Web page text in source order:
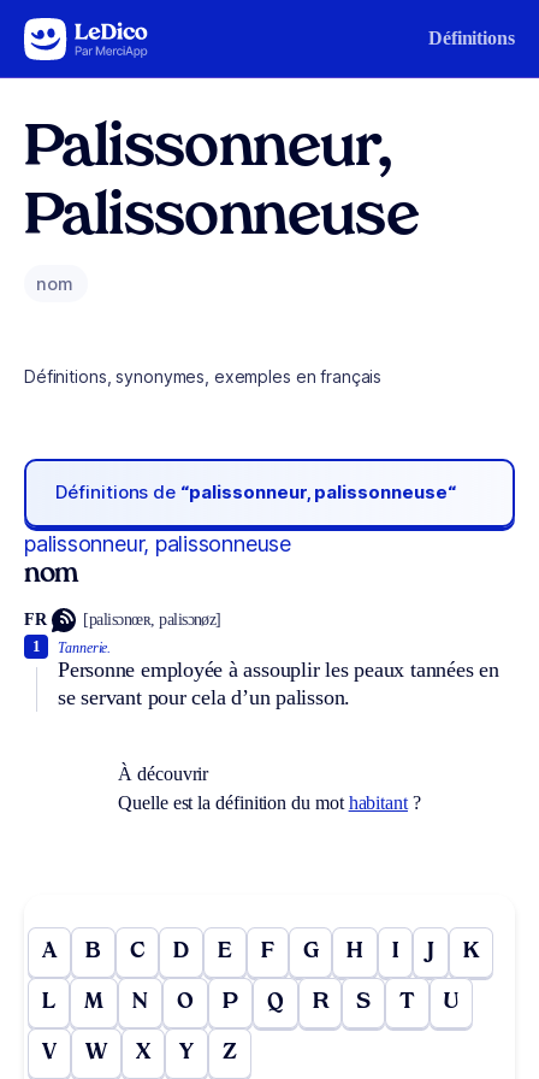
Aller au contenu Définitions
Palissonneur,
Palissonneuse
nom
Définitions, synonymes, exemples en français
Définitions de “palissonneur, palissonneuse“
palissonneur, palissonneuse
nom
FR [palisɔnœʀ, palisɔnøz]
Tannerie.
Personne employée à assouplir les peaux tannées en
se servant pour cela d’un palisson.
1
À découvrir
Quelle est la définition du mot habitant?
A B C D E F G H I J K
L M N O P Q R S T U
V W X Y Z